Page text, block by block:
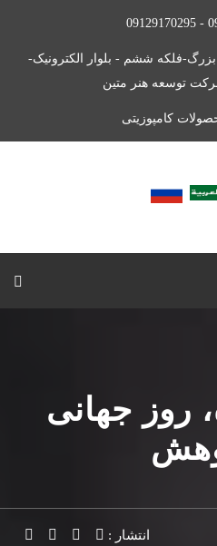
فلکه ششم - بلوار الکترونیک-
توسعه هنر متین
کامپوزیتی
روز جهانی
انتشار :